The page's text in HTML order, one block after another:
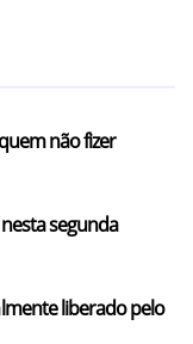
não fizer
segunda
liberado pelo